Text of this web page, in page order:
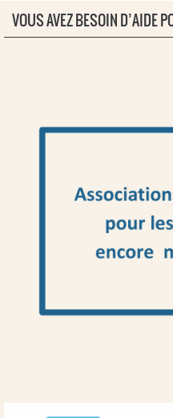
VOUS AVEZ BESOIN D’AIDE